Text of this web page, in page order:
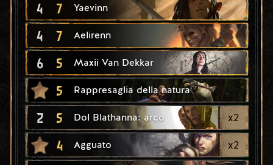
4 7 Yaevinn
4 7 Aelirenn
6 5 Maxii Van Dekkar
5 Rappresaglia della natura
2 5 Dol Blathanna: arco x2
4 Agguato x2